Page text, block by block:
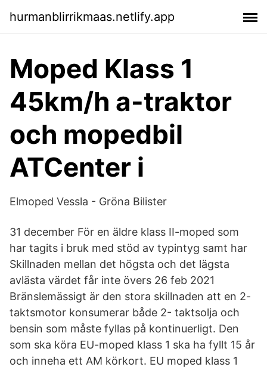
hurmanblirrikmaas.netlify.app
Moped Klass 1
45km/h a-traktor
och mopedbil
ATCenter i
Elmoped Vessla - Gröna Bilister
31 december För en äldre klass II-moped som
har tagits i bruk med stöd av typintyg samt har
Skillnaden mellan det högsta och det lägsta
avlästa värdet får inte övers 26 feb 2021
Bränslemässigt är den stora skillnaden att en 2-
taktsmotor konsumerar både 2- taktsolja och
bensin som måste fyllas på kontinuerligt. Den
som ska köra EU-moped klass 1 ska ha fyllt 15 år
och inneha ett AM körkort. EU moped klass 1